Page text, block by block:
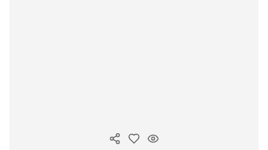
Copy ink